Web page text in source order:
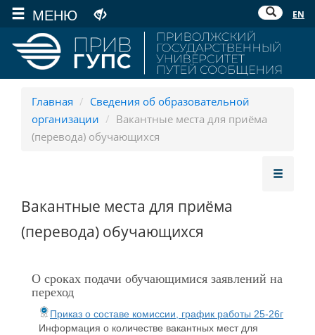
МЕНЮ EN
Главная / Сведения об образовательной
организации / Вакантные места для приёма
(перевода) обучающихся
Вакантные места для приёма
(перевода) обучающихся
О сроках подачи обучающимися заявлений на
переход
Приказ о составе комиссии, график работы 25-26г
Информация о количестве вакантных мест для